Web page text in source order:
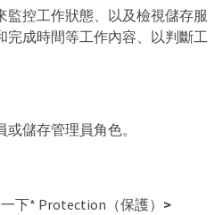
監控工作狀態、以及檢視儲存服
完成時間等工作內容、以判斷工
儲存管理員角色。
下* Protection（保護） >